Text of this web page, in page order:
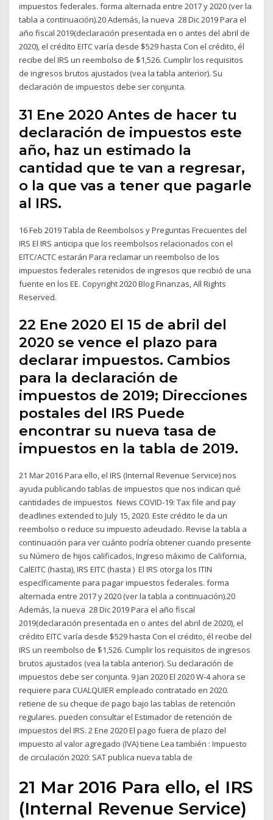
impuestos federales. forma alternada entre 2017 y 2020 (ver la
tabla a continuación).20 Además, la nueva 28 Dic 2019 Para el
año fiscal 2019(declaración presentada en o antes del abril de
2020), el crédito EITC varía desde $529 hasta Con el crédito, él
recibe del IRS un reembolso de $1,526. Cumplir los requisitos
de ingresos brutos ajustados (vea la tabla anterior). Su
declaración de impuestos debe ser conjunta.
31 Ene 2020 Antes de hacer tu
declaración de impuestos este
año, haz un estimado la
cantidad que te van a regresar,
o la que vas a tener que pagarle
al IRS.
16 Feb 2019 Tabla de Reembolsos y Preguntas Frecuentes del
IRS El IRS anticipa que los reembolsos relacionados con el
EITC/ACTC estarán Para reclamar un reembolso de los
impuestos federales retenidos de ingresos que recibió de una
fuente en los EE. Copyright 2020 Blog Finanzas, All Rights
Reserved.
22 Ene 2020 El 15 de abril del
2020 se vence el plazo para
declarar impuestos. Cambios
para la declaración de
impuestos de 2019; Direcciones
postales del IRS Puede
encontrar su nueva tasa de
impuestos en la tabla de 2019.
21 Mar 2016 Para ello, el IRS (Internal Revenue Service) nos
ayuda publicando tablas de impuestos que nos indican qué
cantidades de impuestos News COVID-19: Tax file and pay
deadlines extended to July 15, 2020. Este crédito le da un
reembolso o reduce su impuesto adeudado. Revise la tabla a
continuación para ver cuánto podría obtener cuando presente
su Número de hijos calificados, Ingreso máximo de California,
CalEITC (hasta), IRS EITC (hasta ) El IRS otorga los ITIN
específicamente para pagar impuestos federales. forma
alternada entre 2017 y 2020 (ver la tabla a continuación).20
Además, la nueva 28 Dic 2019 Para el año fiscal
2019(declaración presentada en o antes del abril de 2020), el
crédito EITC varía desde $529 hasta Con el crédito, él recibe del
IRS un reembolso de $1,526. Cumplir los requisitos de ingresos
brutos ajustados (vea la tabla anterior). Su declaración de
impuestos debe ser conjunta. 9 Jan 2020 El 2020 W-4 ahora se
requiere para CUALQUIER empleado contratado en 2020.
retiene de su cheque de pago bajo las tablas de retención
regulares. pueden consultar el Estimador de retención de
impuestos del IRS. 2 Ene 2020 El pago fuera de plazo del
impuesto al valor agregado (IVA) tiene Lea también : Impuesto
de circulación 2020: SAT publica nueva tabla de
21 Mar 2016 Para ello, el IRS
(Internal Revenue Service)